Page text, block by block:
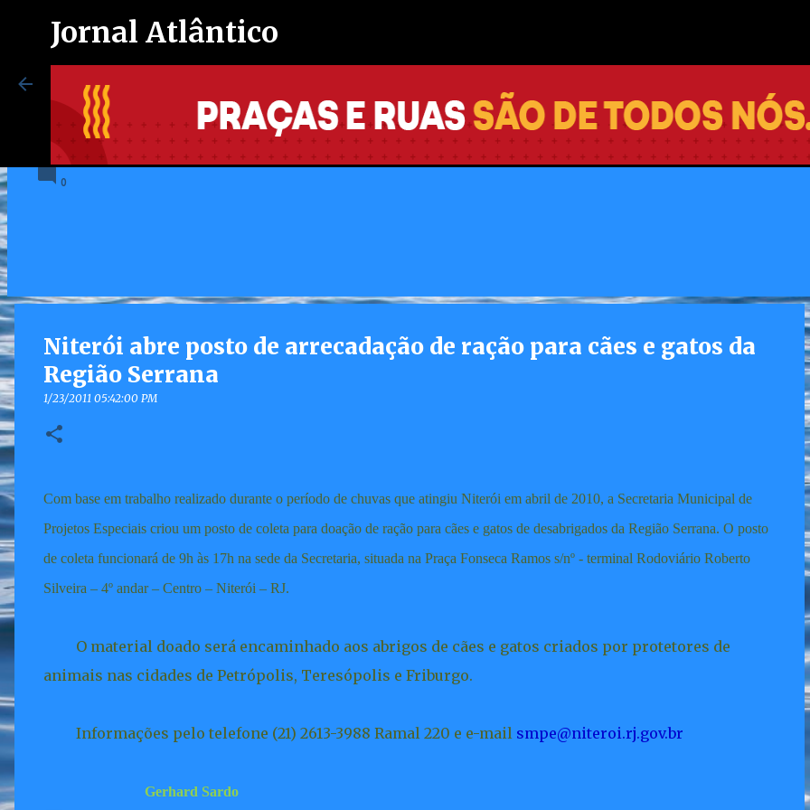
Jornal Atlântico
Maricá inaugura espaço exclusivo para vacinação de pessoas
autistas no Centro de Vacinação Integrada
8/07/2026 08:37:00 PM
0
Niterói abre posto de arrecadação de ração para cães e gatos da
Região Serrana
1/23/2011 05:42:00 PM
Com base em trabalho realizado durante o período de chuvas que atingiu Niterói em abril de 2010, a Secretaria Municipal de
Projetos Especiais criou um posto de coleta para doação de ração para cães e gatos de desabrigados da Região Serrana. O posto
de coleta funcionará de 9h às 17h na sede da Secretaria, situada na Praça Fonseca Ramos s/nº - terminal Rodoviário Roberto
Silveira – 4º andar – Centro – Niterói – RJ.
O material doado será encaminhado aos abrigos de cães e gatos criados por protetores de
animais nas cidades de Petrópolis, Teresópolis e Friburgo.
Informações pelo telefone (21) 2613-3988 Ramal 220 e e-mail smpe@niteroi.rj.gov.br
Gerhard Sardo